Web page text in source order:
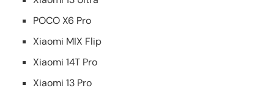
POCO X6 Pro
Xiaomi MIX Flip
Xiaomi 14T Pro
Xiaomi 13 Pro